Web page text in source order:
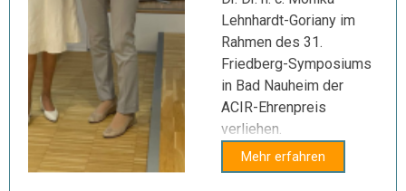
Lehnhardt-Goriany im
Rahmen des 31.
Friedberg-Symposiums
in Bad Nauheim der
ACIR-Ehrenpreis
verliehen.
Mehr erfahren